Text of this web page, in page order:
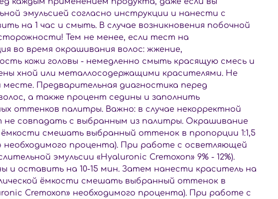
эмульсией согласно инструкции и нанести с
на 1 час и смыть. В случае возникновения побочной
Тем не менее, если тест на
во время окрашивания волос: жжение,
кожи головы - немедленно смыть красящую смесь и
хной или металлосодержащими красителями. Не
Предварительная диагностика перед
а также процент седины и заполнить
оттенков палитры. Важно: в случае некорректной
не совпадать с выбранным из палитры. Окрашивание
смешать выбранный оттенок в пропорции 1:1,5
необходимого процента). При работе с осветляющей
эмульсии «Hyaluronic Cremoxon» 9% - 12%).
и оставить на 10-15 мин. Затем нанести краситель на
ёмкости смешать выбранный оттенок в
Cremoxon» необходимого процента). При работе с